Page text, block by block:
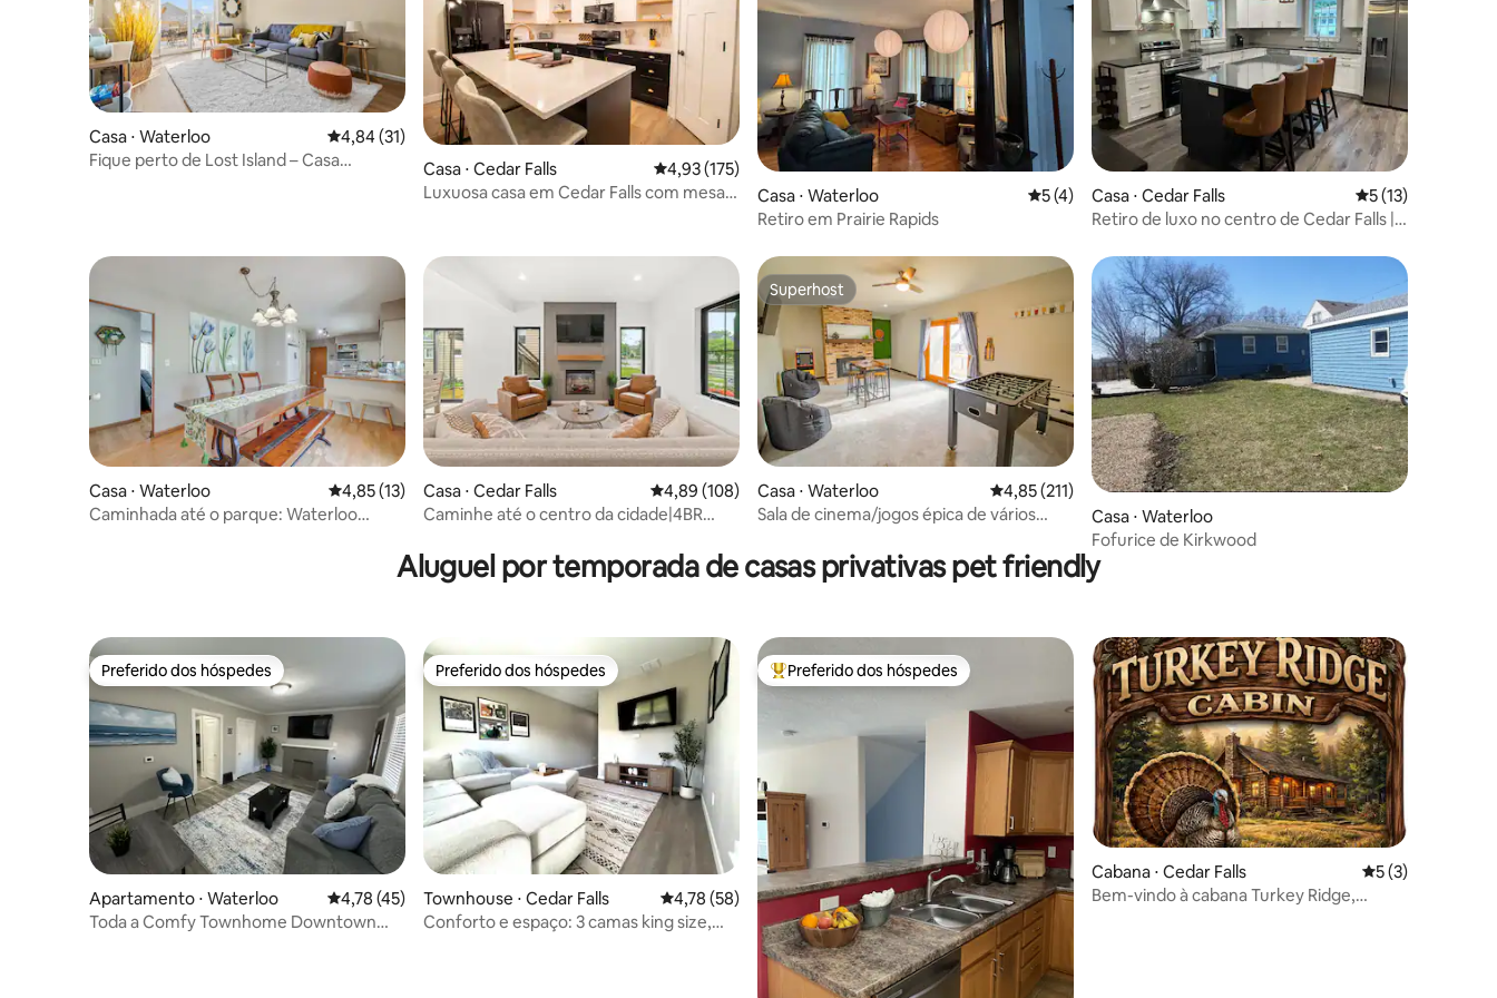
Casa ⋅ Waterloo 4,84 de uma avaliação média de 5, 31 avaliações
4,84 (31)
Fique perto de Lost Island – Casa
Casa ⋅ Cedar Falls 4,93 de uma avaliação média de 5, 175 avaliações
4,93 (175)
Luxuosa casa em Cedar Falls com mesa
Casa ⋅ Waterloo 5 de uma avaliação média de 5, 4 avaliações
5 (4)
Retiro em Prairie Rapids
Casa ⋅ Cedar Falls 5 de uma
5 (13)
Retiro de luxo no centro de Cedar Falls |
Casa ⋅ Waterloo 4,85 de uma avaliação média de 5, 13 avaliações
4,85 (13)
Caminhada até o parque: Waterloo
Casa ⋅ Cedar Falls 4,89 de uma avaliação média de 5, 108 avaliações
4,89 (108)
Caminhe até o centro da cidade|4BR
Superhost
Superhost
Casa ⋅ Waterloo 4,85 de uma avaliação média de 5, 211 avaliações
4,85 (211)
Sala de cinema/jogos épica de vários
Casa ⋅ Waterloo
Fofurice de Kirkwood
Aluguel por temporada de casas privativas pet friendly
Preferido dos hóspedes
Preferido dos hóspedes
Apartamento ⋅ Waterloo 4,78 de uma avaliação média de 5, 45 avaliações
4,78 (45)
Toda a Comfy Townhome Downtown
Preferido dos hóspedes
Preferido dos hóspedes
Townhouse ⋅ Cedar Falls 4,78 de uma avaliação média de 5, 58 avaliações
4,78 (58)
Conforto e espaço: 3 camas king size,
Entre os melhores preferidos dos hóspedes
Preferido dos hóspedes
Cabana ⋅ Cedar Falls 5 de uma
5 (3)
Bem-vindo à cabana Turkey Ridge,